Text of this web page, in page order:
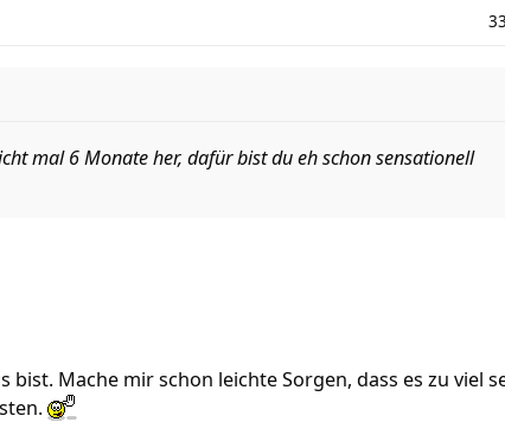
mal 6 Monate her, dafür bist du eh schon sensationell
Mache mir schon leichte Sorgen, dass es zu viel